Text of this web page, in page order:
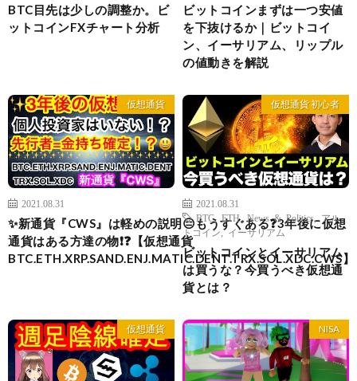
BTC目先は少しの調整か。ビ
ットコインFXチャート分析
ビットコインまずは一つ安値
を下抜けるか｜ビットコイ
ン、イーサリアム、リップル
の値動きを解説
仮想通貨
2021.08.31
✨新通貨『CWS』は軽めの説明😑もうすぐある❓3年後に仮想
通貨はある方達の物❗️❓【仮想通貨
BTC.ETH.XRP.SAND.ENJ.MATIC.DENT.TRX.SOL.XDC.CWS】
仮想通貨 初心者
2021.08.31
BTC, ETH, News & Politics
アル
トコイン , イーサリアム
ビットコインとイーサリアム
は買うな？今買うべき仮想通
貨とは？
仮想通貨 NISA